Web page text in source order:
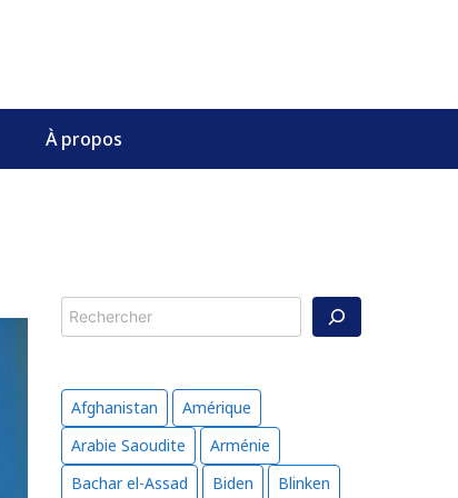
À propos
Rechercher
Afghanistan
Amérique
Arabie Saoudite
Arménie
Bachar el-Assad
Biden
Blinken